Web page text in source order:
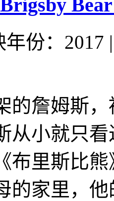
Bear
年份：2017 |
的詹姆斯
从小就只
布里斯比
的家里，